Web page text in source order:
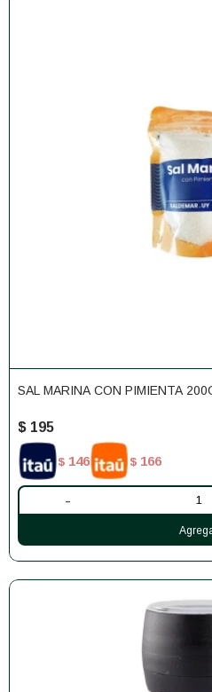
SAL MARINA CON PIMIENTA
$ 195
$ 146 $ 166
-